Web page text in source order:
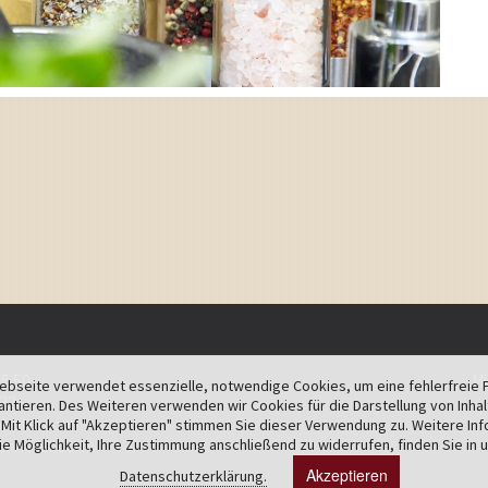
50
verwendet essenzielle, notwendige Cookies, um eine fehlerfreie
Des Weiteren verwenden wir Cookies für die Darstellung von
Klick auf "Akzeptieren" stimmen Sie dieser Verwendung zu. Weitere
Möglichkeit, Ihre Zustimmung anschließend zu widerrufen, finden Sie in
Datenschutzerklärung.
Akzeptieren